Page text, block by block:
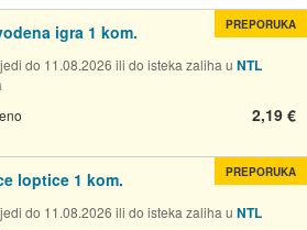
igra 1 kom.
do 11.08.2026 ili do isteka zaliha u NTL
2,19 €
PREPORUKA
loptice 1 kom.
do 11.08.2026 ili do isteka zaliha u NTL
PREPORUKA